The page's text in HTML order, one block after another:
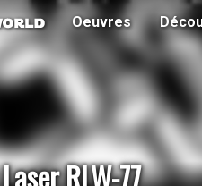
Oeuvres
RLW-77